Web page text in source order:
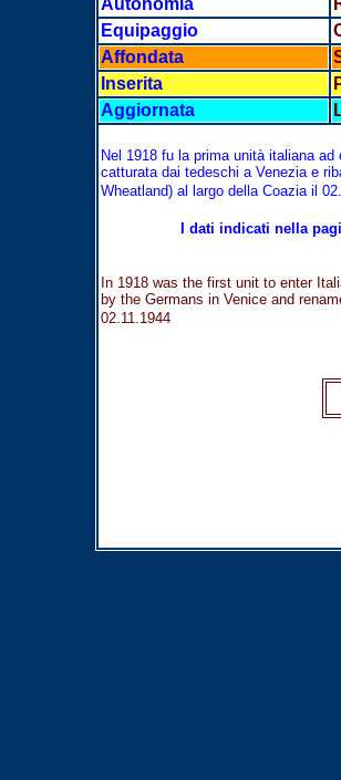
Autonomia
Equipaggio
Affondata
Inserita
Aggiornata
Nel 1918 fu la prima unità italiana
catturata dai tedeschi a Venezia e
Wheatland) al largo della Coazia il
I dati indicati nella pagina
In 1918 was the first unit to enter
by the Germans in Venice and
02.11.1944